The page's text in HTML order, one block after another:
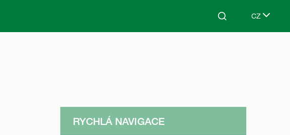
Search CZ
Select
RYCHLÁ NAVIGACE